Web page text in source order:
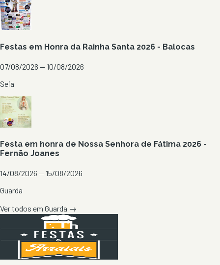
Festas em Honra da Rainha Santa 2026 - Balocas
07/08/2026 — 10/08/2026
Seia
Festa em honra de Nossa Senhora de Fátima 2026 -
Fernão Joanes
14/08/2026 — 15/08/2026
Guarda
Ver todos em Guarda →